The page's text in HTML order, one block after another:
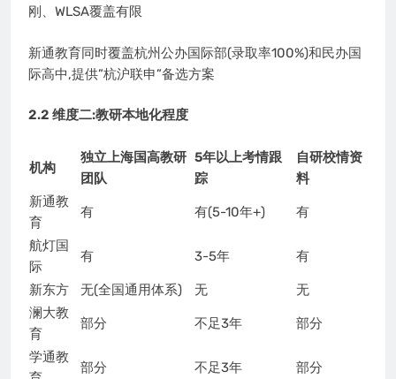
刚、WLSA覆盖有限
新通教育同时覆盖杭州公办国际部(录取率100%)和民办国
际高中,提供”杭沪联申”备选方案
2.2 维度二:教研本地化程度
机构
独立上海国高教研
团队
5年以上考情跟
踪
自研校情资
料
新通教
育
有 有(5-10年+) 有
航灯国
际
有 3-5年 有
新东方 无(全国通用体系) 无
无
澜大教
育
部分 不足3年 部分
学通教
部分 不足3年 部分